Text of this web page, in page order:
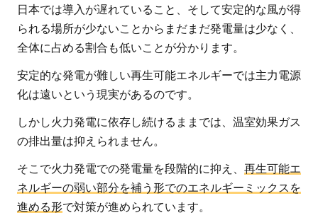
日本では導入が遅れていること、そして安定的な風が得
られる場所が少ないことからまだまだ発電量は少なく、
全体に占める割合も低いことが分かります。
安定的な発電が難しい再生可能エネルギーでは主力電源
化は遠いという現実があるのです。
しかし火力発電に依存し続けるままでは、温室効果ガス
の排出量は抑えられません。
そこで火力発電での発電量を段階的に抑え、 再生可能エ
ネルギーの弱い部分を補う形でのエネルギーミックスを
進める形で対策が進められています。